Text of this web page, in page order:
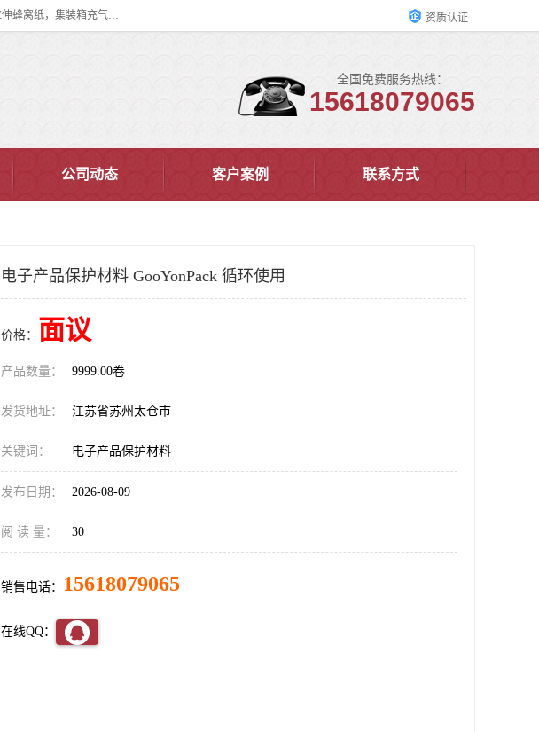
双忠包装材料（苏州）有限公司是上海双忠包装材料设立在苏州太仓的生产基地，占地约2万平米，产品主要有打孔缠绕膜，拉伸蜂窝纸，集装箱充气袋，滑托板，打包带，裹包网兜，防滑纸等箱体和托盘的运输和保护性包材。固永包材®，GooYon Pack®，是我们保护性包装材料的专属品牌。 资质认证
全国免费服务热线：
15618079065
公司动态 客户案例 联系方式
电子产品保护材料 GooYonPack 循环使用
价格： 面议
产品数量： 9999.00卷
发货地址： 江苏省苏州太仓市
关键词： 电子产品保护材料
发布日期： 2026-08-09
阅 读 量： 30
销售电话： 15618079065
在线QQ：